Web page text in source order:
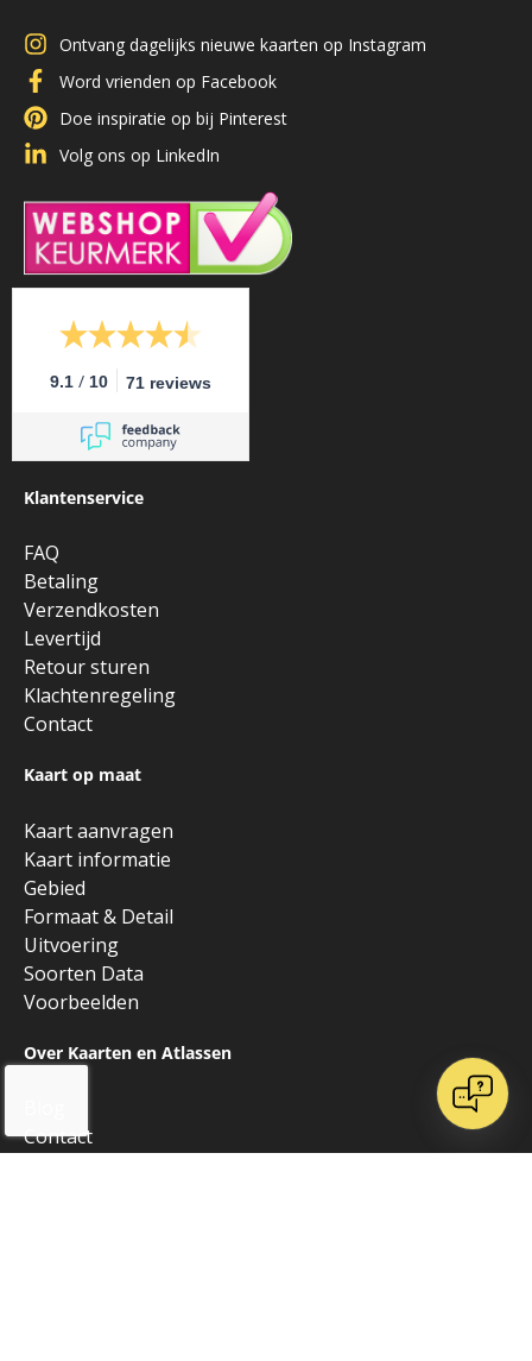
Ontvang dagelijks nieuwe kaarten op Instagram
Word vrienden op Facebook
Doe inspiratie op bij Pinterest
Volg ons op LinkedIn
9.1 / 10 71 reviews
Klantenservice
FAQ
Betaling
Verzendkosten
Levertijd
Retour sturen
Klachtenregeling
Contact
Kaart op maat
Kaart aanvragen
Kaart informatie
Gebied
Formaat & Detail
Uitvoering
Soorten Data
Voorbeelden
Over Kaarten en Atlassen
Contact